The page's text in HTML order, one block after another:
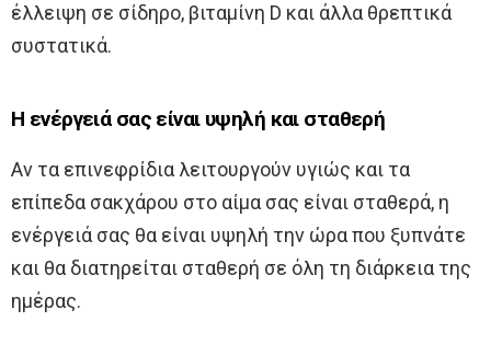
έλλειψη σε σίδηρο, βιταμίνη D και άλλα θρεπτικά
συστατικά.
Η ενέργειά σας είναι υψηλή και σταθερή
Αν τα επινεφρίδια λειτουργούν υγιώς και τα
επίπεδα σακχάρου στο αίμα σας είναι σταθερά, η
ενέργειά σας θα είναι υψηλή την ώρα που ξυπνάτε
και θα διατηρείται σταθερή σε όλη τη διάρκεια της
ημέρας.